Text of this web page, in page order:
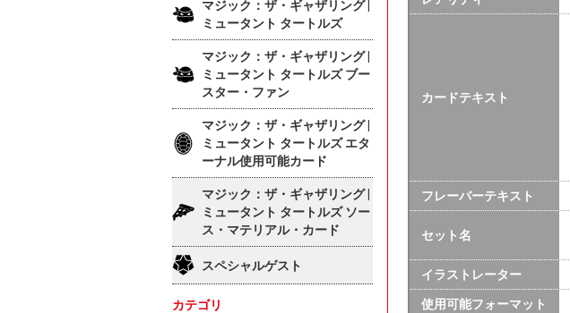
カードテキスト
フレーバーテキスト
セット名
イラストレーター
使用可能フォーマット